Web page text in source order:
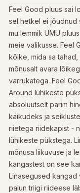
Feel Good pluus sai
sel hetkel ei jõudnud
mu lemmik UMU
meie valikusse. Feel
kõike, mida sa
mõnusalt avara
varrukatega. Feel
Around lühikeste
absoluutselt parim
käikudeks ja
riietega riidekapist -
lühikeste pükstega.
mõnusa liikuvuse ja
kangastest on see
Linasegused kangad
palun triigi riideese